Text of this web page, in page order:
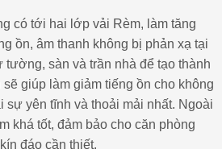
có tới hai lớp vải Rèm, làm tăng
ồn, âm thanh không bị phản xạ tại
tường, sàn và trần nhà để tạo thành
giúp làm giảm tiếng ồn cho không
sự yên tĩnh và thoải mải nhất. Ngoài
khá tốt, đảm bảo cho căn phòng
đáo cần thiết.